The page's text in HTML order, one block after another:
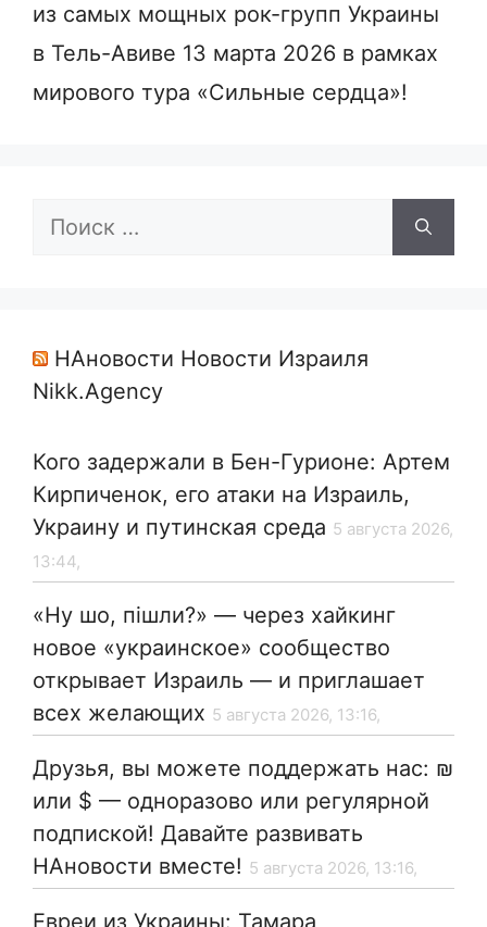
из самых мощных рок-групп Украины
в Тель-Авиве 13 марта 2026 в рамках
мирового тура «Сильные сердца»!
Поиск:
НАновости Новости Израиля
Nikk.Agency
Кого задержали в Бен-Гурионе: Артем
Кирпиченок, его атаки на Израиль,
Украину и путинская среда 5 августа 2026,
13:44,
«Ну шо, пішли?» — через хайкинг
новое «украинское» сообщество
открывает Израиль — и приглашает
всех желающих 5 августа 2026, 13:16,
Друзья, вы можете поддержать нас: ₪
или $ — одноразово или регулярной
подпиской! Давайте развивать
НАновости вместе! 5 августа 2026, 13:16,